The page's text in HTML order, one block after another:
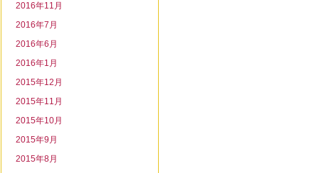
2016年11月
2016年7月
2016年6月
2016年1月
2015年12月
2015年11月
2015年10月
2015年9月
2015年8月